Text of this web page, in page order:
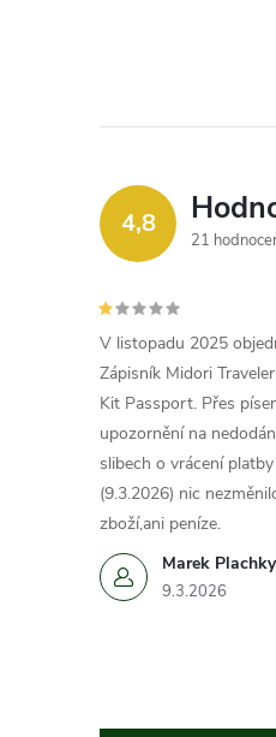
4,8
21
Marek Plachky
9.3.2026
V listopadu 2025
Zápisník Midori
Kit Passport. Přes
upozornění na
slibech o vrácení
(9.3.2026) nic
zboží,ani peníze.